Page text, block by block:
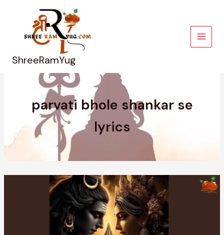
ShreeRamYug
parvati bhole shankar se
lyrics